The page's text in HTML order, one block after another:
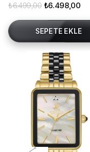
₺6.498,00
₺6.499,00
SEPETE EKLE